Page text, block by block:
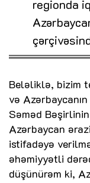
regionda
Beləliklə, bizim
və
Səməd
Azərbaycan
istifadəyə
əhəmiyyətli
düşünürəm ki,